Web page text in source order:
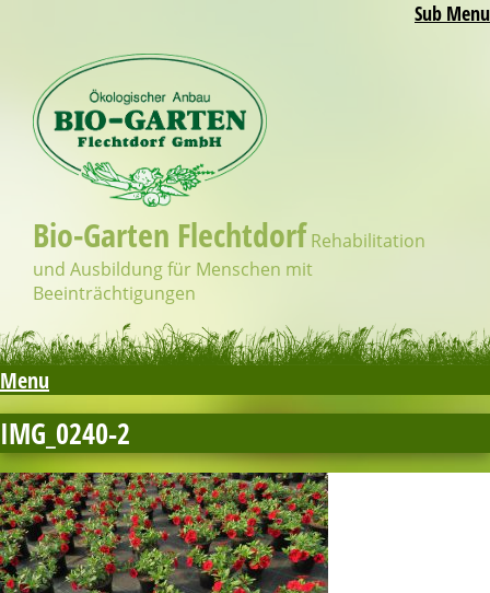
Sub Menu
Bio-Garten Flechtdorf Rehabilitation
und Ausbildung für Menschen mit
Beeinträchtigungen
Menu
IMG_0240-2